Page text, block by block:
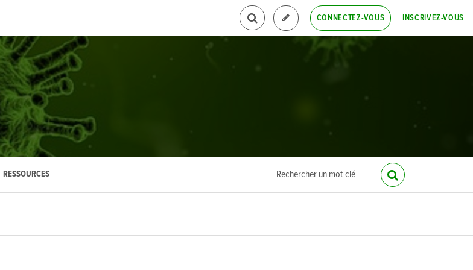
CONNECTEZ-VOUS INSCRIVEZ-VOUS
RESSOURCES